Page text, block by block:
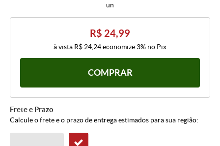
un
R$ 24,99
à vista R$ 24,24economize 3% no Pix
COMPRAR
Frete e Prazo
Calcule o frete e o prazo de entrega estimados para sua região: